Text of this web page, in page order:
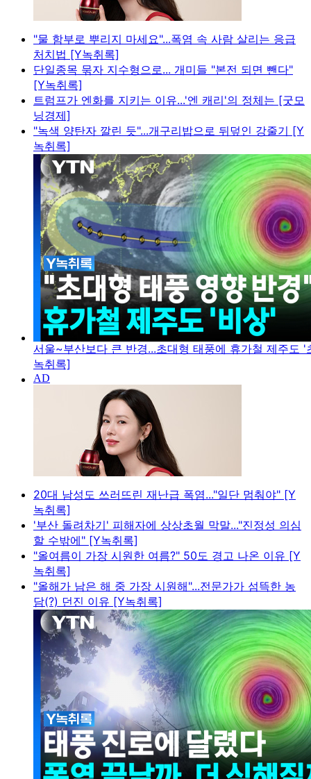
"물 함부로 뿌리지 마세요"...폭염 속 사람 살리는 응급
처치법 [Y녹취록]
단일종목 묶자 지수형으로... 개미들 "본전 되면 뺀다"
[Y녹취록]
트럼프가 엔화를 지키는 이유...'엔 캐리'의 정체는 [굿모
닝경제]
"녹색 양탄자 깔린 듯"...개구리밥으로 뒤덮인 강줄기 [Y
녹취록]
서울~부산보다 큰 반경...초대형 태풍에 휴가철 제주도 '
녹취록]
20대 남성도 쓰러뜨린 재난급 폭염..."일단 멈춰야" [Y
녹취록]
'부산 돌려차기' 피해자에 상상초월 막말..."진정성 의심
할 수밖에" [Y녹취록]
"올여름이 가장 시원한 여름?" 50도 경고 나온 이유 [Y
녹취록]
"올해가 남은 해 중 가장 시원해"...전문가가 섬뜩한 농
담(?) 던진 이유 [Y녹취록]